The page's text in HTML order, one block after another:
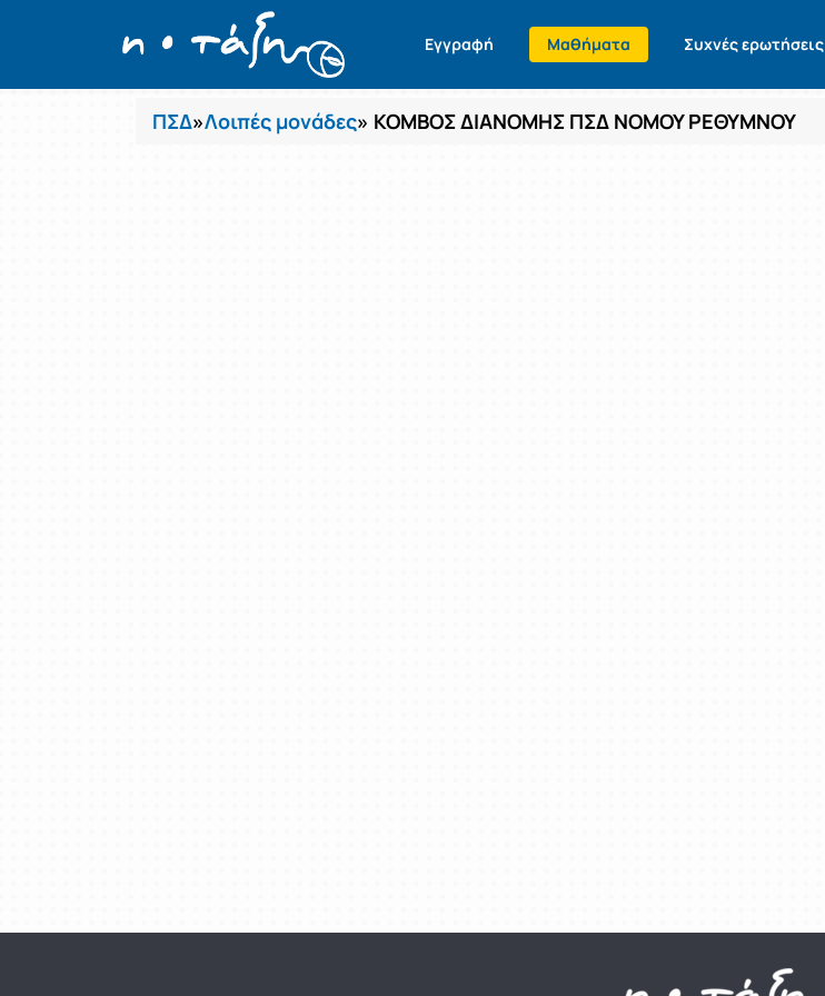
Εγγραφή Μαθήματα Συχνές ερωτήσεις
Μαθήματα
ΠΣΔ»Λοιπές μονάδες» ΚΟΜΒΟΣ ΔΙΑΝΟΜΗΣ ΠΣΔ ΝΟΜΟΥ ΡΕΘΥΜΝΟΥ